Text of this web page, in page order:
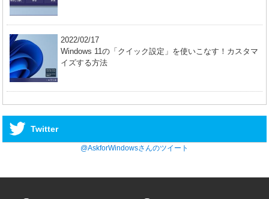
2022/02/17
Windows 11の「クイック設定」を使いこなす！カスタマ
イズする方法
Twitter
@AskforWindowsさんのツイート